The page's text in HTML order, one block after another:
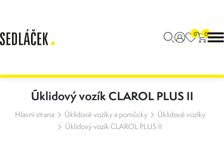
0 0
Úklidový vozík CLAROL PLUS II
Hlavní strana Úklidové vozíky a pomůcky
Úklidové vozíky
Úklidový vozík CLAROL PLUS II